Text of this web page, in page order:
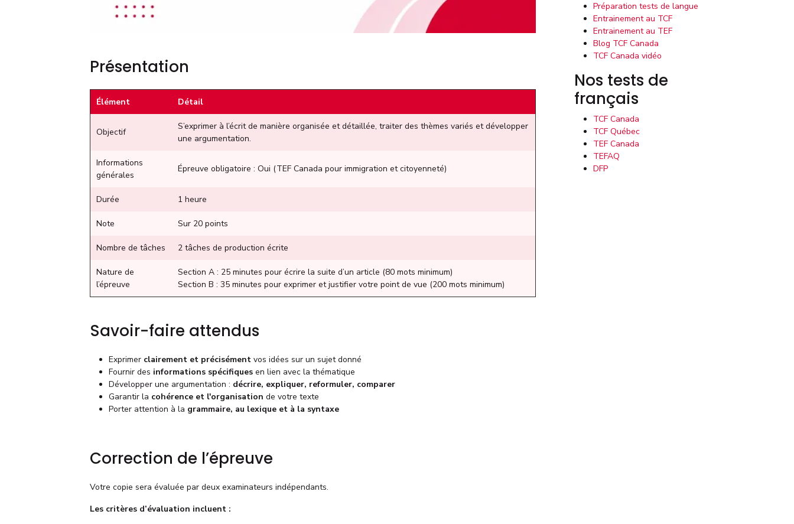
Présentation
Élément Détail
Objectif
S’exprimer à l’écrit de manière organisée et détaillée, traiter des thèmes variés et développer
une argumentation.
Informations
générales
Épreuve obligatoire : Oui (TEF Canada pour immigration et citoyenneté)
Durée 1 heure
Note Sur 20 points
Nombre de tâches 2 tâches de production écrite
Nature de
l’épreuve
Section A : 25 minutes pour écrire la suite d’un article (80 mots minimum)
Section B : 35 minutes pour exprimer et justifier votre point de vue (200 mots minimum)
Savoir-faire attendus
Exprimer clairement et précisément vos idées sur un sujet donné
Fournir des informations spécifiques en lien avec la thématique
Développer une argumentation : décrire, expliquer, reformuler, comparer
Garantir la cohérence et l'organisation de votre texte
Porter attention à la grammaire, au lexique et à la syntaxe
Correction de l’épreuve
Votre copie sera évaluée par deux examinateurs indépendants.
Les critères d’évaluation incluent :
Préparation tests de langue
Entrainement au TCF
Entrainement au TEF
Blog TCF Canada
TCF Canada vidéo
Nos tests de
français
TCF Canada
TCF Québec
TEF Canada
TEFAQ
DFP